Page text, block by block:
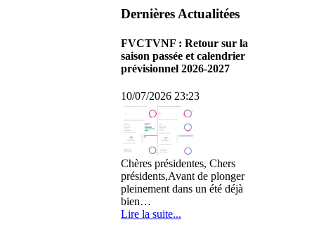
Dernières Actualitées
FVCTVNF : Retour sur la
saison passée et calendrier
prévisionnel 2026-2027
10/07/2026 23:23
Chères présidentes, Chers
présidents,Avant de plonger
pleinement dans un été déjà
bien…
Lire la suite...